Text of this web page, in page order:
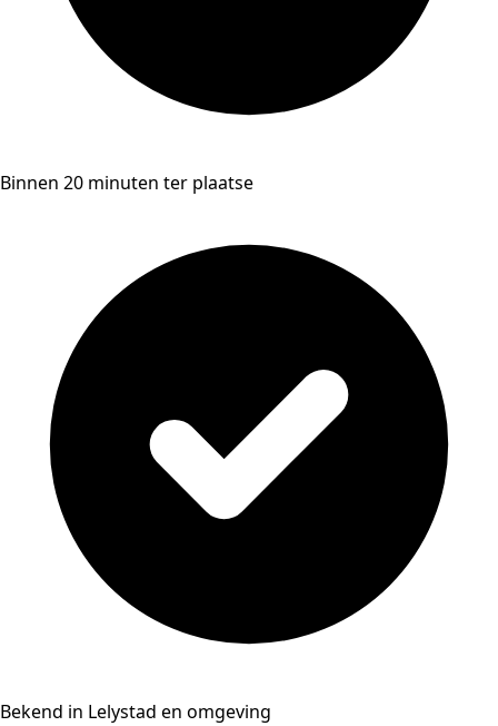
Binnen 20 minuten ter plaatse
Bekend in Lelystad en omgeving